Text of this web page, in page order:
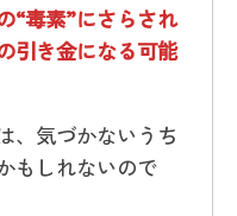
“毒素”にさらされ
引き金になる可能
、気づかないうち
もしれないので